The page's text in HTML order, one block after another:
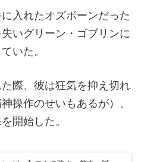
入れたオズボーンだった
いグリーン・ゴブリンに
いた。
際、彼は狂気を抑え切れ
操作のせいもあるが）、
開始した。